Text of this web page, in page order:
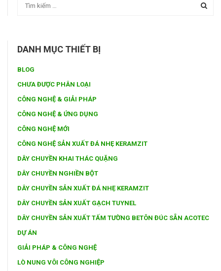
DANH MỤC THIẾT BỊ
BLOG
CHƯA ĐƯỢC PHÂN LOẠI
CÔNG NGHỆ & GIẢI PHÁP
CÔNG NGHỆ & ỨNG DỤNG
CÔNG NGHỆ MỚI
CÔNG NGHỆ SẢN XUẤT ĐÁ NHẸ KERAMZIT
DÂY CHUYỀN KHAI THÁC QUẶNG
DÂY CHUYỀN NGHIỀN BỘT
DÂY CHUYỀN SẢN XUẤT ĐÁ NHẸ KERAMZIT
DÂY CHUYỀN SẢN XUẤT GẠCH TUYNEL
DÂY CHUYỀN SẢN XUẤT TẤM TƯỜNG BETÔN ĐÚC SẴN ACOTEC
DỰ ÁN
GIẢI PHÁP & CÔNG NGHỆ
LÒ NUNG VÔI CÔNG NGHIỆP